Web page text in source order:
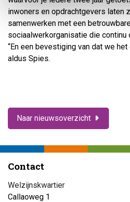
inwoners en opdrachtgevers laten
samenwerken met een
sociaalwerkorganisatie die continu
“En een bevestiging van dat we
aldus Spies.
Naar nieuwsoverzicht
Contact
Welzijnskwartier
Callaoweg 1